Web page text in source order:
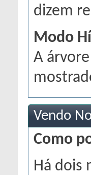
dizem
Modo
A
Vendo
Como
Há dois